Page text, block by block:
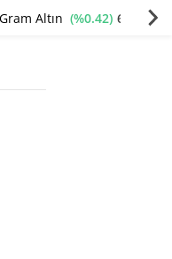
Gram Altın (%0.42) 6519.76